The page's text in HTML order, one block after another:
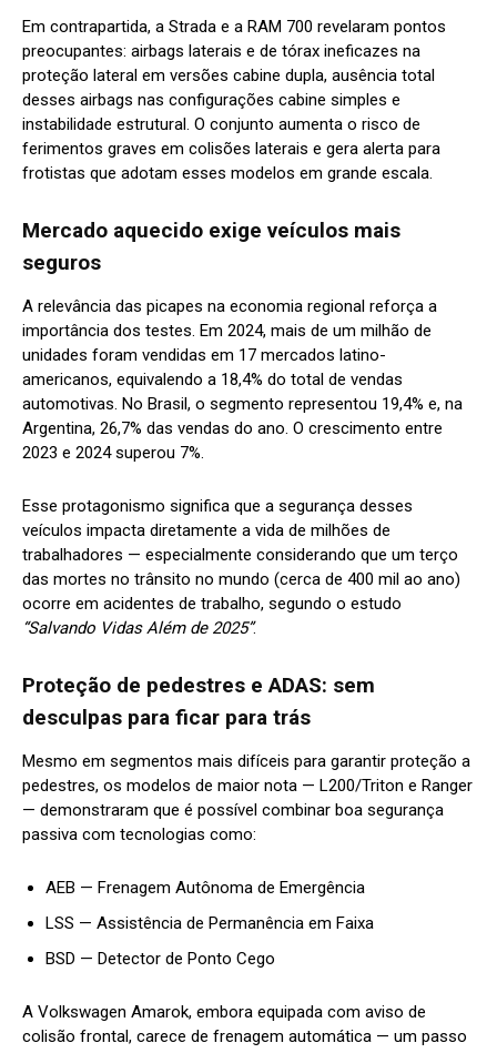
Em contrapartida, a Strada e a RAM 700 revelaram pontos
preocupantes: airbags laterais e de tórax ineficazes na
proteção lateral em versões cabine dupla, ausência total
desses airbags nas configurações cabine simples e
instabilidade estrutural. O conjunto aumenta o risco de
ferimentos graves em colisões laterais e gera alerta para
frotistas que adotam esses modelos em grande escala.
Mercado aquecido exige veículos mais
seguros
A relevância das picapes na economia regional reforça a
importância dos testes. Em 2024, mais de um milhão de
unidades foram vendidas em 17 mercados latino-
americanos, equivalendo a 18,4% do total de vendas
automotivas. No Brasil, o segmento representou 19,4% e, na
Argentina, 26,7% das vendas do ano. O crescimento entre
2023 e 2024 superou 7%.
Esse protagonismo significa que a segurança desses
veículos impacta diretamente a vida de milhões de
trabalhadores — especialmente considerando que um terço
das mortes no trânsito no mundo (cerca de 400 mil ao ano)
ocorre em acidentes de trabalho, segundo o estudo
“Salvando Vidas Além de 2025”.
Proteção de pedestres e ADAS: sem
desculpas para ficar para trás
Mesmo em segmentos mais difíceis para garantir proteção a
pedestres, os modelos de maior nota — L200/Triton e Ranger
— demonstraram que é possível combinar boa segurança
passiva com tecnologias como:
AEB — Frenagem Autônoma de Emergência
LSS — Assistência de Permanência em Faixa
BSD — Detector de Ponto Cego
A Volkswagen Amarok, embora equipada com aviso de
colisão frontal, carece de frenagem automática — um passo